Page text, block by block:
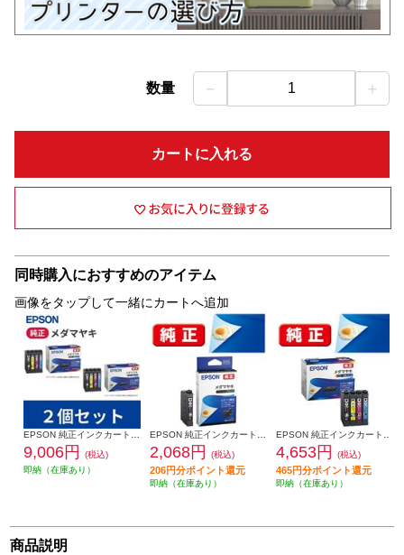
数量 － 1 ＋
カートに入れる
同時購入におすすめのアイテム
画像をタップして一緒にカートへ追加
9,006円
(税込)
即納（在庫あり）
2,068円 (税込)
206円分ポイント還元
即納（在庫あり）
4,653円 (税込)
465円分ポイント還元
即納（在庫あり）
商品説明